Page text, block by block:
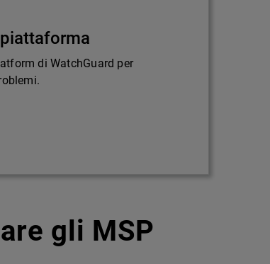
di WatchGuard per
gli MSP